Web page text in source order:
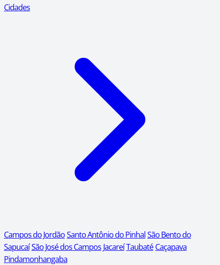
Cidades
Campos do JordãoSanto Antônio do PinhalSão Bento do
SapucaíSão José dos Campos JacareíTaubaté Caçapava
Pindamonhangaba